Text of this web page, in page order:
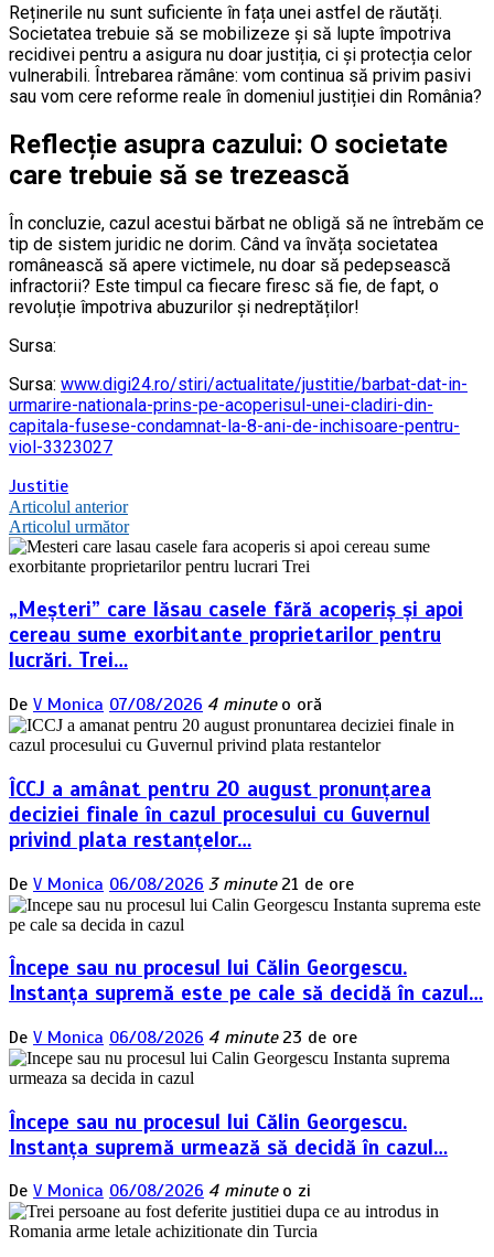
Reținerile nu sunt suficiente în fața unei astfel de răutăți.
Societatea trebuie să se mobilizeze și să lupte împotriva
recidivei pentru a asigura nu doar justiția, ci și protecția celor
vulnerabili. Întrebarea rămâne: vom continua să privim pasivi
sau vom cere reforme reale în domeniul justiției din România?
Reflecție asupra cazului: O societate
care trebuie să se trezească
În concluzie, cazul acestui bărbat ne obligă să ne întrebăm ce
tip de sistem juridic ne dorim. Când va învăța societatea
românească să apere victimele, nu doar să pedepsească
infractorii? Este timpul ca fiecare firesc să fie, de fapt, o
revoluție împotriva abuzurilor și nedreptăților!
Sursa:
Sursa: www.digi24.ro/stiri/actualitate/justitie/barbat-dat-in-
urmarire-nationala-prins-pe-acoperisul-unei-cladiri-din-
capitala-fusese-condamnat-la-8-ani-de-inchisoare-pentru-
viol-3323027
Justitie
Navigare
în
articole
Articolul anterior
Articolul următor
„Meșteri” care lăsau casele fără acoperiș și apoi
cereau sume exorbitante proprietarilor pentru
lucrări. Trei…
De V Monica 07/08/2026 4 minute o oră
ÎCCJ a amânat pentru 20 august pronunțarea
deciziei finale în cazul procesului cu Guvernul
privind plata restanțelor…
De V Monica 06/08/2026 3 minute 21 de ore
Începe sau nu procesul lui Călin Georgescu.
Instanța supremă este pe cale să decidă în cazul…
De V Monica 06/08/2026 4 minute 23 de ore
Începe sau nu procesul lui Călin Georgescu.
Instanța supremă urmează să decidă în cazul…
De V Monica 06/08/2026 4 minute o zi